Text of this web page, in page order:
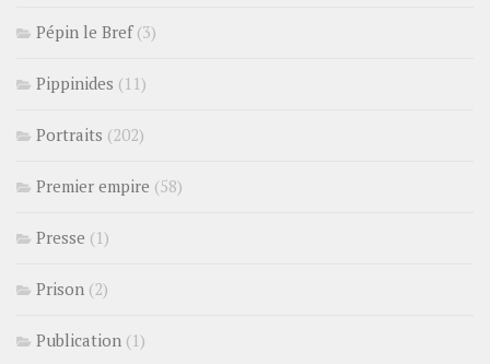
Pépin le Bref(3)
Pippinides (11)
Portraits (202)
Premier empire (58)
Presse (1)
Prison (2)
Publication (1)